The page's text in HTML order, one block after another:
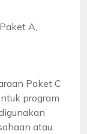
A,
Paket C
program
atau